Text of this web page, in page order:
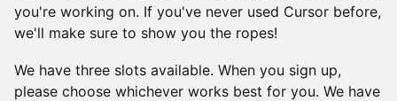
you're working on. If you've never used Cursor before,
we'll make sure to show you the ropes!
We have three slots available. When you sign up,
please choose whichever works best for you. We have